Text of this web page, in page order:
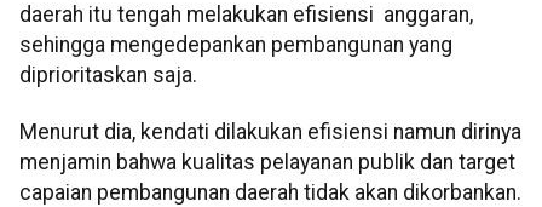
daerah itu tengah melakukan efisiensi anggaran,
sehingga mengedepankan pembangunan yang
diprioritaskan saja.
Menurut dia, kendati dilakukan efisiensi namun dirinya
menjamin bahwa kualitas pelayanan publik dan target
capaian pembangunan daerah tidak akan dikorbankan.